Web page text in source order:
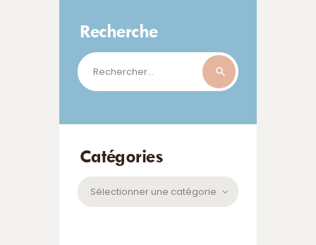
Recherche
Rechercher :
Catégories
Catégories